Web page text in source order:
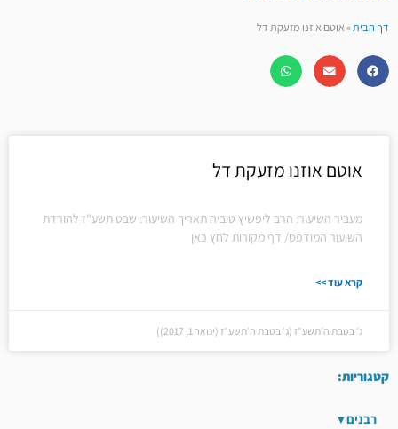
דף הבית»אוטם אוזנו מזעקת דל
אוטם אוזנו מזעקת דל
מעביר השיעור: הרב ליפשיץ טוביה תאריך השיעור: שבט תשע"ז להורדת
השיעור המודפס/ דף מקורות לחץ כאן
קרא עוד >>
ג׳ בטבת ה׳תשע״ז (ג׳ בטבת ה׳תשע״ז (ינואר 1, 2017))
קטגוריות:
רבנים